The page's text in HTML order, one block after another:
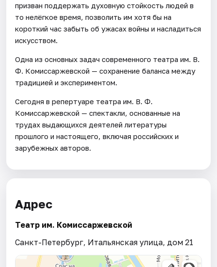
призван поддержать духовную стойкость людей в
то нелёгкое время, позволить им хотя бы на
короткий час забыть об ужасах войны и насладиться
искусством.
Одна из основных задач современного театра им. В.
Ф. Комиссаржевской — сохранение баланса между
традицией и экспериментом.
Сегодня в репертуаре театра им. В. Ф.
Комиссаржевской — спектакли, основанные на
трудах выдающихся деятелей литературы
прошлого и настоящего, включая российских и
зарубежных авторов.
Адрес
Театр им. Комиссаржевской
Санкт-Петербург, Итальянская улица, дом 21